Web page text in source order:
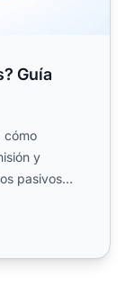
Guía
cómo
y
pasivos